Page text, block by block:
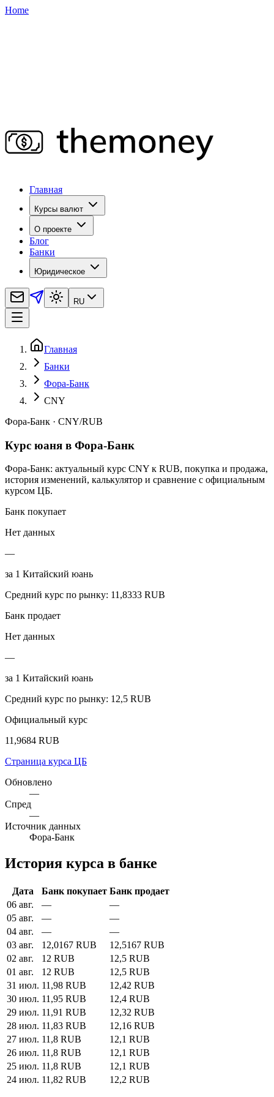
Home
Главная
Курсы валют
О проекте
Блог
Банки
Юридическое
RU
Главная
Банки
Фора-Банк
CNY
Фора-Банк · CNY/RUB
Курс юаня в Фора-Банк
Фора-Банк: актуальный курс CNY к RUB, покупка и продажа,
история изменений, калькулятор и сравнение с официальным
курсом ЦБ.
Банк покупает
Нет данных
—
за 1 Китайский юань
Средний курс по рынку: 11,8333 RUB
Банк продает
Нет данных
—
за 1 Китайский юань
Средний курс по рынку: 12,5 RUB
Официальный курс
11,9684 RUB
Страница курса ЦБ
Обновлено
—
Спред
—
Источник данных
Фора-Банк
История курса в банке
Дата Банк покупает Банк продает
06 авг.
—
—
05 авг.
—
—
04 авг.
—
—
03 авг.
12,0167 RUB
12,5167 RUB
02 авг.
12 RUB
12,5 RUB
01 авг.
12 RUB
12,5 RUB
31 июл. 11,98 RUB
12,42 RUB
30 июл. 11,95 RUB
12,4 RUB
29 июл. 11,91 RUB
12,32 RUB
28 июл. 11,83 RUB
12,16 RUB
27 июл. 11,8 RUB
12,1 RUB
26 июл. 11,8 RUB
12,1 RUB
25 июл. 11,8 RUB
12,1 RUB
24 июл. 11,82 RUB 12,2 RUB